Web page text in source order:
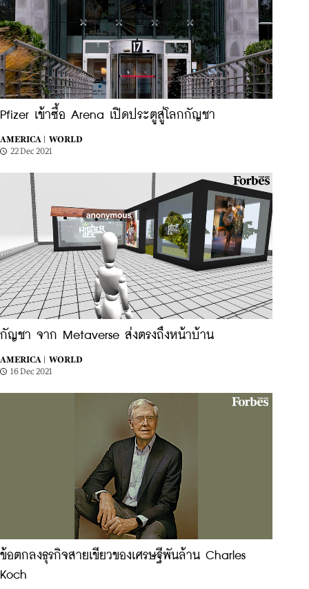
Pfizer เข้าซื้อ Arena เปิดประตูสู่โลกกัญชา
AMERICA |
WORLD
22 Dec 2021
กัญชา จาก Metaverse ส่งตรงถึงหน้าบ้าน
AMERICA |
WORLD
16 Dec 2021
ข้อตกลงธุรกิจสายเขียวของเศรษฐีพันล้าน Charles
Koch